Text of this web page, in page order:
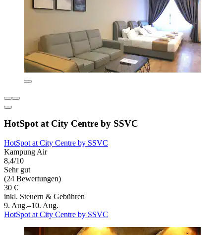
HotSpot at City Centre by SSVC
HotSpot at City Centre by SSVC
Kampung Air
8,4/10
Sehr gut
(24 Bewertungen)
30 €
inkl. Steuern & Gebühren
9. Aug.–10. Aug.
HotSpot at City Centre by SSVC